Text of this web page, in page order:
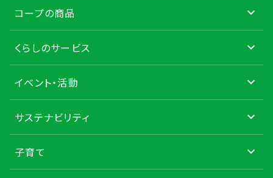
コープの商品
くらしのサービス
イベント・活動
サステナビリティ
子育て